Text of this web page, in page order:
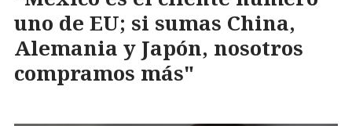
uno de EU; si sumas China,
Alemania y Japón, nosotros
compramos más"